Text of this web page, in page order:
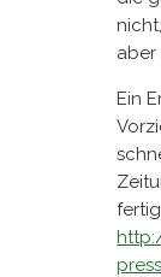
aber
Ein